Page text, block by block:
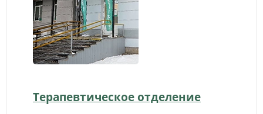
Терапевтическое отделение